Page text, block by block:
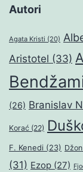
Autori
Agata Kristi (20)
Aristotel (33)
(26) Branislav
Korać (22)
F. Kenedi (23)
(31) Ezop (27)